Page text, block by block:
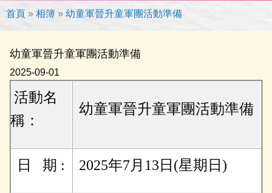
首頁 » 相簿 » 幼童軍晉升童軍團活動準備
幼童軍晉升童軍團活動準備
2025-09-01
活動名
稱：
幼童軍晉升童軍團活動準備
日 期 : 2025年7月13日(星期日)